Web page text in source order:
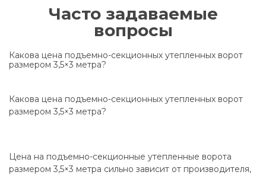
Часто задаваемые
вопросы
Какова цена подъемно-секционных утепленных ворот
размером 3,5×3 метра?
Какова цена подъемно-секционных утепленных ворот
размером 3,5×3 метра?
Цена на подъемно-секционные утепленные ворота
размером 3,5×3 метра сильно зависит от производителя,